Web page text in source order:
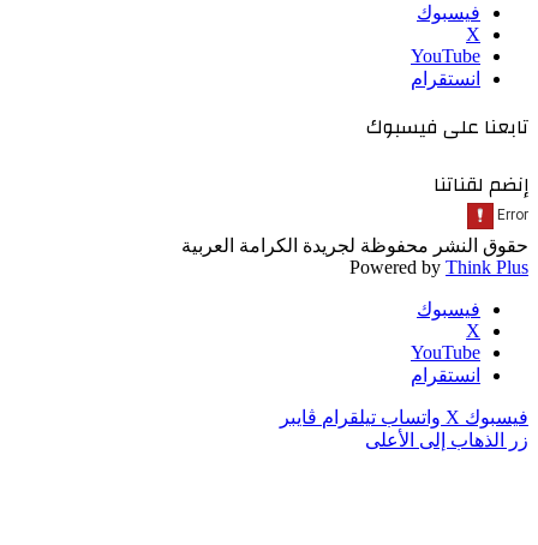
فيسبوك
‫X
‫YouTube
انستقرام
تابعنا على فيسبوك
إنضم لقناتنا
حقوق النشر محفوظة لجريدة الكرامة العربية
Powered by Think Plus
فيسبوك
‫X
‫YouTube
انستقرام
فيسبوك ‫X واتساب تيلقرام ڤايبر
زر الذهاب إلى الأعلى